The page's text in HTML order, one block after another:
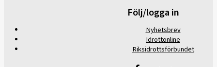
Följ/logga in
Nyhetsbrev
Idrottonline
Riksidrottsförbundet